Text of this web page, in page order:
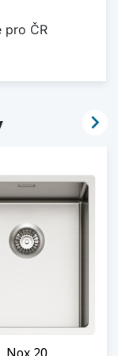
pro ČR
